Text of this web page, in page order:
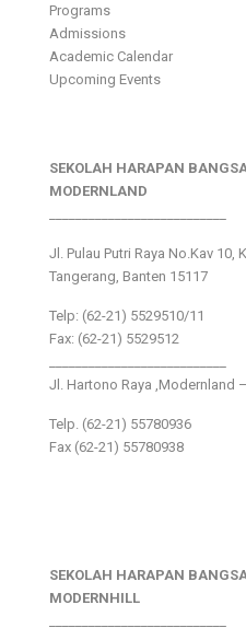
Programs
Admissions
Academic Calendar
Upcoming Events
SEKOLAH HARAPAN
MODERNLAND
Jl. Pulau Putri Raya No.Kav 10,
Tangerang, Banten 15117
Telp: (62-21) 5529510/11
Fax: (62-21) 5529512
Jl. Hartono Raya ,Modernland
Telp. (62-21) 55780936
Fax (62-21) 55780938
SEKOLAH HARAPAN
MODERNHILL